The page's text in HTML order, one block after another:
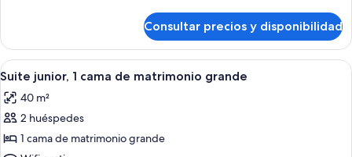
matrimonio
grande
(Mobility)
1
cama
de
matrimonio
grande
(Mobility)
Consultar precios y disponibilidad
Abrir
todas
las
fotos
de
Ropa de cama de alta calidad y
9
Suite junior, 1 cama de matrimonio grande
40 m²
2 huéspedes
1 cama de matrimonio grande